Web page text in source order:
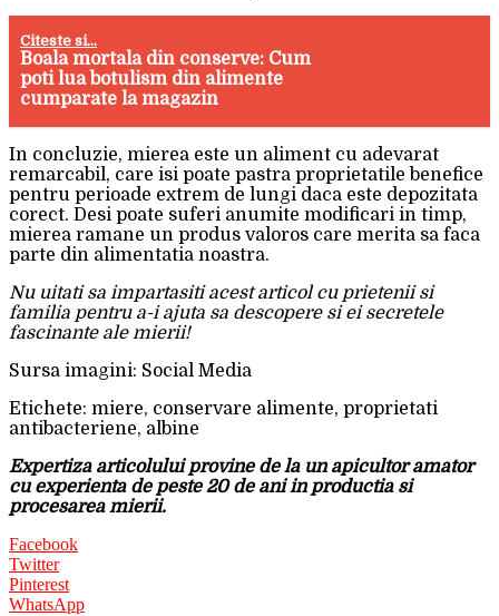
Citeste si...
Boala mortala din conserve: Cum
poti lua botulism din alimente
cumparate la magazin
In concluzie, mierea este un aliment cu adevarat
remarcabil, care isi poate pastra proprietatile benefice
pentru perioade extrem de lungi daca este depozitata
corect. Desi poate suferi anumite modificari in timp,
mierea ramane un produs valoros care merita sa faca
parte din alimentatia noastra.
Nu uitati sa impartasiti acest articol cu prietenii si
familia pentru a-i ajuta sa descopere si ei secretele
fascinante ale mierii!
Sursa imagini: Social Media
Etichete: miere, conservare alimente, proprietati
antibacteriene, albine
Expertiza articolului provine de la un apicultor amator
cu experienta de peste 20 de ani in productia si
procesarea mierii.
Facebook
Twitter
Pinterest
WhatsApp